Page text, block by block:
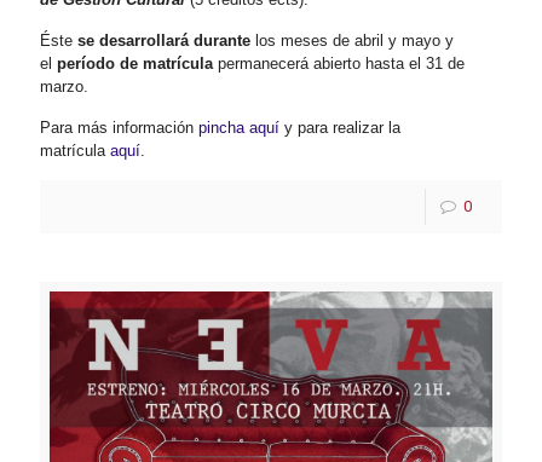
Éste se desarrollará durante los meses de abril y mayo y
el período de matrículapermanecerá abierto hasta el 31 de
marzo.
Para más información pincha aquí y para realizar la
matrícula aquí.
0